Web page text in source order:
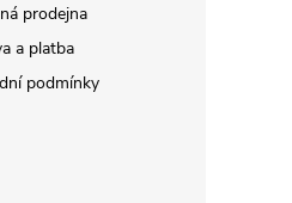
prodejna
a platba
podmínky